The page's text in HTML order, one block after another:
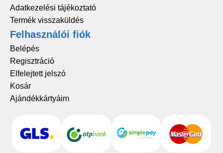
Adatkezelési tájékoztató
Termék visszaküldés
Felhasználói fiók
Belépés
Regisztráció
Elfelejtett jelszó
Kosár
Ajándékkártyáim